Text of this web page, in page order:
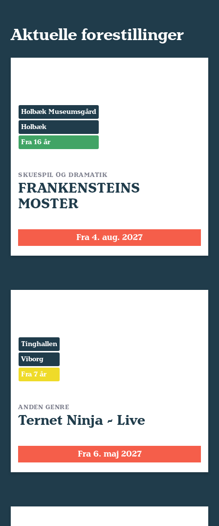
Aktuelle forestillinger
Holbæk Museumsgård
Holbæk
Fra 16 år
SKUESPIL OG DRAMATIK
FRANKENSTEINS
MOSTER
Fra 4. aug. 2027
Tinghallen
Viborg
Fra 7 år
ANDEN GENRE
Ternet Ninja - Live
Fra 6. maj 2027